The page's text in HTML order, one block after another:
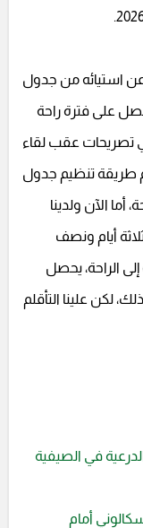
استيائه من جدول
على فترة راحة
تصريحات عقب لقاء
طريقة تنظيم جدول
أما الآن ولدينا
على ثلاثة أيام ونصف
الراحة، يحصل
علينا التأقلم
الدرعية في الصيفية
أمام